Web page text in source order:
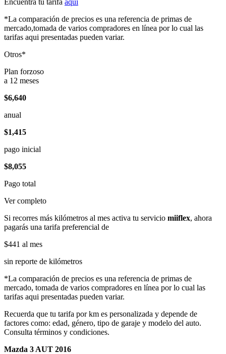
*La comparación de precios es una referencia de primas de
mercado,tomada de varios compradores en línea por lo cual las
tarifas aqui presentadas pueden variar.
Otros*
Plan forzoso
a 12 meses
$6,640
anual
$1,415
pago inicial
$8,055
Pago total
Ver completo
Si recorres más kilómetros al mes activa tu servicio miiflex, ahora
pagarás una tarifa preferencial de
$441 al mes
sin reporte de kilómetros
*La comparación de precios es una referencia de primas de
mercado, tomada de varios compradores en línea por lo cual las
tarifas aqui presentadas pueden variar.
Recuerda que tu tarifa por km es personalizada y depende de
factores como: edad, género, tipo de garaje y modelo del auto.
Consulta términos y condiciones.
Mazda 3 AUT 2016